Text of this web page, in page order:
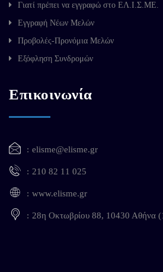
Γιατί πρέπει να εγγραφώ στο ΕΛ.Ι.Σ.ΜΕ.
Εγγραφή Νέων Μελών
Προβολές-Προνόμια Μελών
Εξόφληση Συνδρομών
Επικοινωνία
elisme@elisme.gr
210 82 11 025
www.elisme.gr
28η Οκτωβρίου 88, 10430 Αθήνα